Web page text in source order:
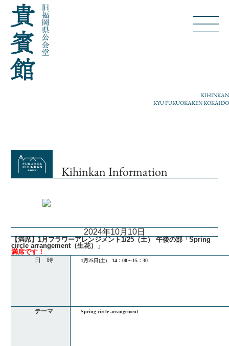
KIHINKAN
KYU FUKUOKAKEN KOKAIDO
Kihinkan Information
2024年10月10日
【満席】1月フラワーアレンジメント1/25（土） 午後の部「Spring
circle arrangement（生花）」
満席です！
日 時 1月25日(土) 14：00～15：30
テーマ Spring circle arrangement